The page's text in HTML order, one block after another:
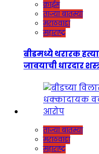
क्राईम
ताज्या बातम्या
मराठवाडा
महाराष्ट्र
बीडमध्ये थरारक
जावयाची धारदार
ताज्या बातम्या
मराठवाडा
महाराष्ट्र